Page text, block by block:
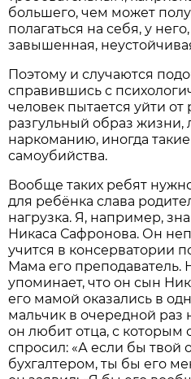
большего, чем может
полагаться на себя, у
завышенная,
Поэтому и случаются
справившись с
человек пытается уйти от
разгульный образ жизни,
наркоманию, иногда
самоубийства.
Вообще таких ребят
для ребёнка слава
нагрузка. Я, например,
Никаса Сафронова. Он
учится в консерватории
Мама его преподаватель.
упоминает, что он сын
его мамой оказались в
мальчик в очередной раз
он любит отца, с которым
спросил: «А если бы твой
бухгалтером, ты бы его